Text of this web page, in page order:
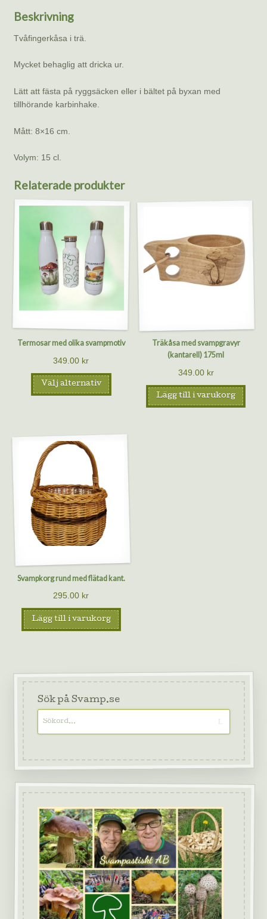
Beskrivning
Tvåfingerkåsa i trä.
Mycket behaglig att dricka ur.
Lätt att fästa på ryggsäcken eller i bältet på byxan med
tillhörande karbinhake.
Mått: 8×16 cm.
Volym: 15 cl.
Relaterade produkter
Termosar med olika svampmotiv
349.00 kr
Välj alternativ
Träkåsa med svampgravyr
(kantarell) 175ml
349.00 kr
Lägg till i varukorg
Svampkorg rund med flätad kant.
295.00 kr
Lägg till i varukorg
Sök på Svamp.se